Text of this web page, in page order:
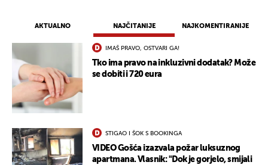
AKTUALNO NAJČITANIJE NAJKOMENTIRANIJE
IMAŠ PRAVO, OSTVARI GA!
Tko ima pravo na inkluzivni dodatak? Može
se dobiti i 720 eura
STIGAO I ŠOK S BOOKINGA
VIDEO Gošća izazvala požar luksuznog
apartmana. Vlasnik: "Dok je gorjelo, smijali